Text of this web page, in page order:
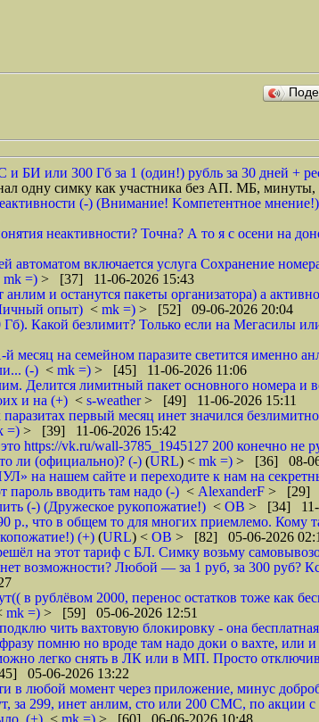
или 300 Гб за 1 (один!) рубль за 30 дней +
одну симку как участника без АП. МБ, минуты,
(-) (Внимание! Kомпетентное
неактивности? Точна? А то я с осени на
автоматом включается услуга Сохранение
mk =) > [37] 11-06-2026 15:43
и останутся пакеты организатора) а
опыт) < mk =) > [52] 09-06-2026 20:04
Какой безлимит? Только если на Мегасилы
месяц на семейном паразите светится именно
(-) < mk =) > [45] 11-06-2026 11:06
Делится лимитный пакет основного номера и
и на (+) < s-weather> [49] 11-06-2026 15:11
первый месяц инет значился
=) > [39] 11-06-2026 15:42
это https://vk.ru/wall-3785_1945127 200 конечно не
ли (официально)? (-) (URL) < mk =) > [36] 08-
на нашем сайте и переходите к нам на
пароль вводить там надо (-) < AlexanderF > [29]
(-) (Дружеское рукопожатие!) < ОВ > [34] 11-
р., что в общем то для многих приемлемо.
(+) (URL) < ОВ > [82] 05-06-2026
на этот тариф с БЛ. Симку возьму
возможности? Любой — за 1 руб, за 300 руб?
в рублёвом 2000, перенос остатков тоже как
mk =) > [59] 05-06-2026 12:51
чить вахтовую блокировку - она
помню но вроде там надо доки о вахте, или
легко снять в ЛК или в МП. Просто
05-06-2026 13:22
в любой момент через приложение, минус
за 299, инет анлим, сто или 200 СМС, по акции
(+) < mk =) > [60] 06-06-2026 10:48